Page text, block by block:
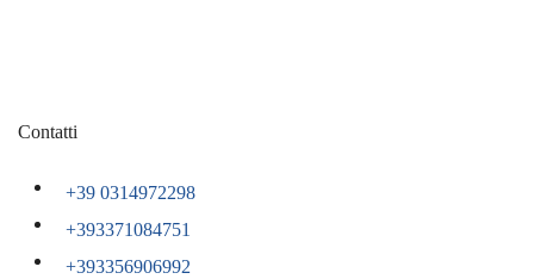
Contatti
+39 0314972298
+393371084751
+393356906992